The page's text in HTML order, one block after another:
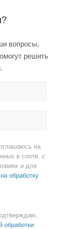
вопросы,
решить
на
в соотв. с
и для
обработку
обработки